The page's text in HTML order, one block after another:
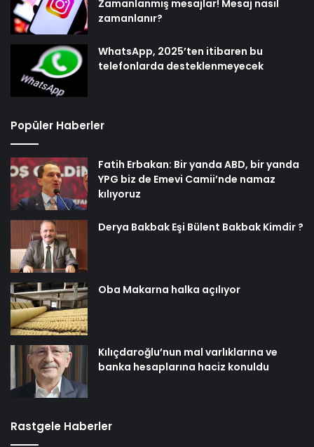
Zamanlanmış mesajlar! Mesaj nasıl
zamanlanır?
WhatsApp, 2025’ten itibaren bu
telefonlarda desteklenmeyecek
Popüler Haberler
Fatih Erbakan: Bir yanda ABD, bir yanda
YPG biz de Emevi Camii’nde namaz
kılıyoruz
Derya Bakbak Eşi Bülent Bakbak Kimdir ?
Oba Makarna halka açılıyor
Kılıçdaroğlu’nun mal varlıklarına ve
banka hesaplarına haciz konuldu
Rastgele Haberler